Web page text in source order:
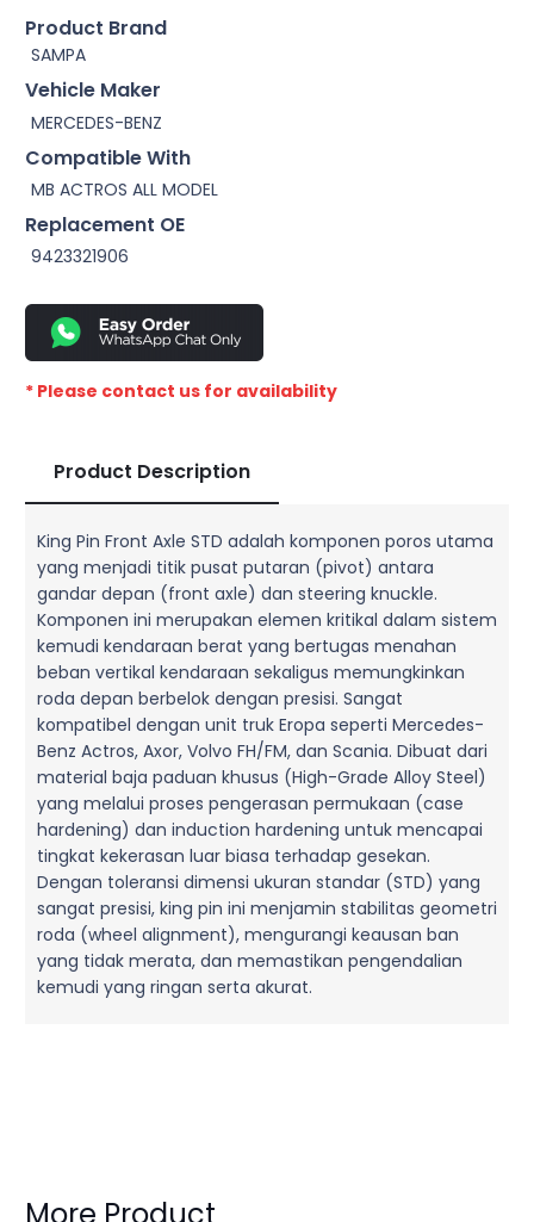
Product Brand
SAMPA
Vehicle Maker
MERCEDES-BENZ
Compatible With
MB ACTROS ALL MODEL
Replacement OE
9423321906
* Please contact us for availability
Product Description
King Pin Front Axle STD adalah komponen poros utama
yang menjadi titik pusat putaran (pivot) antara
gandar depan (front axle) dan steering knuckle.
Komponen ini merupakan elemen kritikal dalam sistem
kemudi kendaraan berat yang bertugas menahan
beban vertikal kendaraan sekaligus memungkinkan
roda depan berbelok dengan presisi. Sangat
kompatibel dengan unit truk Eropa seperti Mercedes-
Benz Actros, Axor, Volvo FH/FM, dan Scania. Dibuat dari
material baja paduan khusus (High-Grade Alloy Steel)
yang melalui proses pengerasan permukaan (case
hardening) dan induction hardening untuk mencapai
tingkat kekerasan luar biasa terhadap gesekan.
Dengan toleransi dimensi ukuran standar (STD) yang
sangat presisi, king pin ini menjamin stabilitas geometri
roda (wheel alignment), mengurangi keausan ban
yang tidak merata, dan memastikan pengendalian
kemudi yang ringan serta akurat.